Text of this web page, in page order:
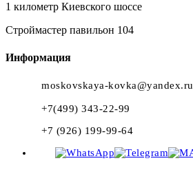
1 километр Киевского шоссе
Строймастер павильон 104
Информация
moskovskaya-kovka@yandex.ru
+7(499) 343-22-99
+7 (926) 199-99-64